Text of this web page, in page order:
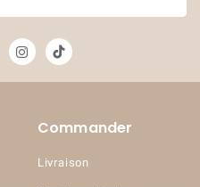
Commander
Livraison